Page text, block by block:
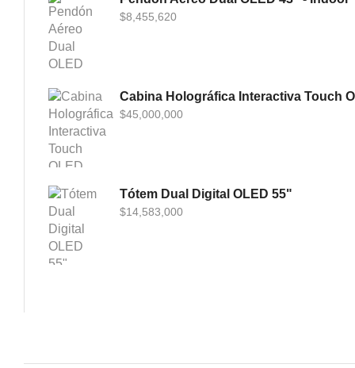
$8,455,620
Cabina Holográfica Interactiva Touch
$45,000,000
Tótem Dual Digital OLED 55"
$14,583,000